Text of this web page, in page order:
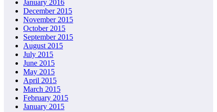
January 2016
December 2015
November 2015
October 2015
September 2015
August 2015
July 2015
June 2015
May 2015
April 2015
March 2015
February 2015
January 2015